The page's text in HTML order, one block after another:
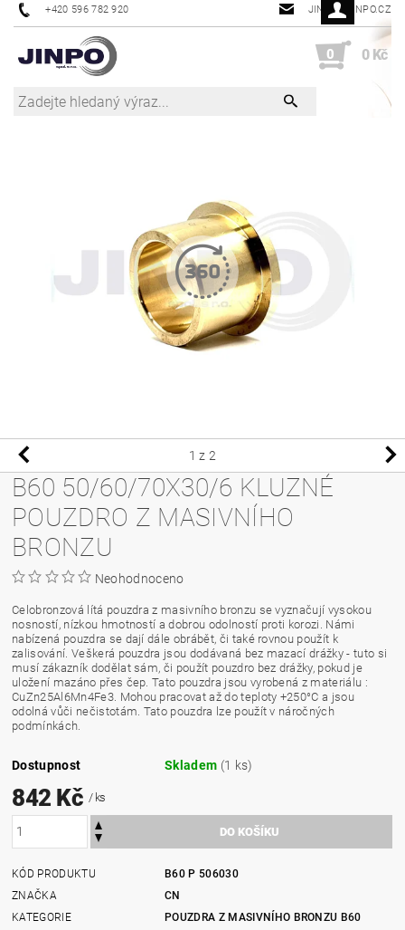
+420 596 782 920 JINPO@JINPO.CZ
0 0 Kč
1 z 2
B60 50/60/70X30/6 KLUZNÉ
POUZDRO Z MASIVNÍHO
BRONZU
Neohodnoceno
Celobronzová lítá pouzdra z masivního bronzu se vyznačují vysokou
nosností, nízkou hmotností a dobrou odolností proti korozi. Námi
nabízená pouzdra se dají dále obrábět, či také rovnou použít k
zalisování. Veškerá pouzdra jsou dodávaná bez mazací drážky - tuto si
musí zákazník dodělat sám, či použít pouzdro bez drážky, pokud je
uložení mazáno přes čep. Tato pouzdra jsou vyrobená z materiálu :
CuZn25Al6Mn4Fe3. Mohou pracovat až do teploty +250°C a jsou
odolná vůči nečistotám. Tato pouzdra lze použít v náročných
podmínkách.
Dostupnost Skladem (1 ks)
842 Kč / ks
KÓD PRODUKTU
B60 P 506030
ZNAČKA
CN
KATEGORIE
POUZDRA Z MASIVNÍHO BRONZU B60